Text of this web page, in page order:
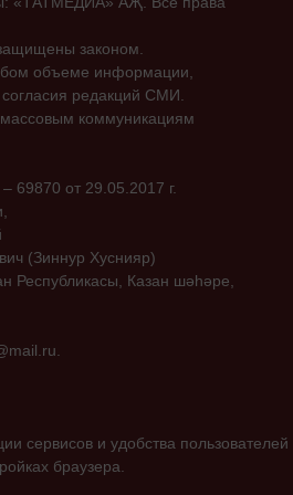
законом.
объеме информации,
редакций СМИ.
массовым коммуникациям
от 29.05.2017 г.
(Зиннур Хуснияр)
Республикасы, Казан шәһәре,
сервисов и удобства пользователей
браузера.